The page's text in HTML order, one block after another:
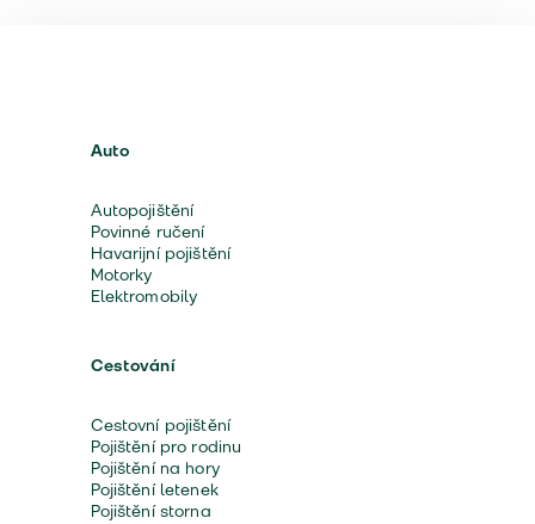
Auto
Autopojištění
Povinné ručení
Havarijní pojištění
Motorky
Elektromobily
Cestování
Cestovní pojištění
Pojištění pro rodinu
Pojištění na hory
Pojištění letenek
Pojištění storna